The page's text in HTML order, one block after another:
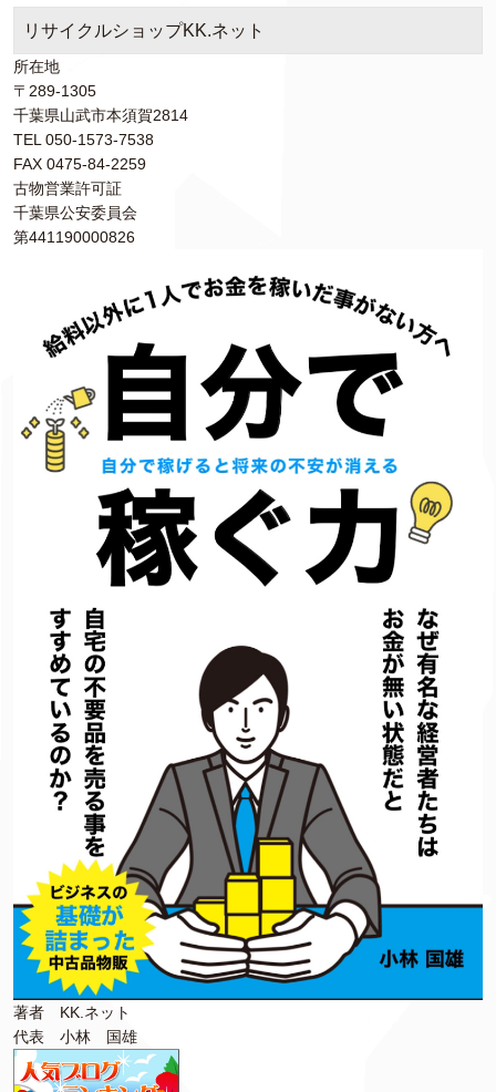
リサイクルショップKK.ネット
所在地
〒289-1305
千葉県山武市本須賀2814
TEL 050-1573-7538
FAX 0475-84-2259
古物営業許可証
千葉県公安委員会
第441190000826
著者 KK.ネット
代表 小林 国雄